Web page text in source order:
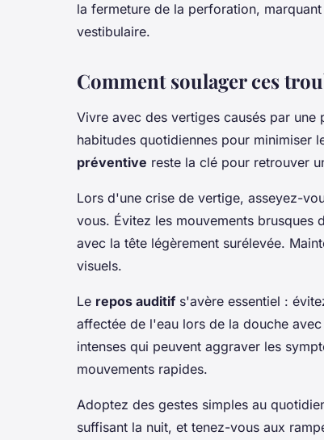
la fermeture de la perforation,
vestibulaire.
Comment soulager ces
Vivre avec des vertiges causés par
habitudes quotidiennes pour minimiser
préventive reste la clé pour retrouver
Lors d'une crise de vertige, asseyez-
vous. Évitez les mouvements
avec la tête légèrement surélevée.
visuels.
Le repos auditif s'avère essentiel :
affectée de l'eau lors de la douche
intenses qui peuvent aggraver les
mouvements rapides.
Adoptez des gestes simples au
suffisant la nuit, et tenez-vous aux